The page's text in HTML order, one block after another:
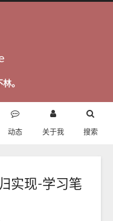
。
动态 关于我 搜索
实现-学习笔